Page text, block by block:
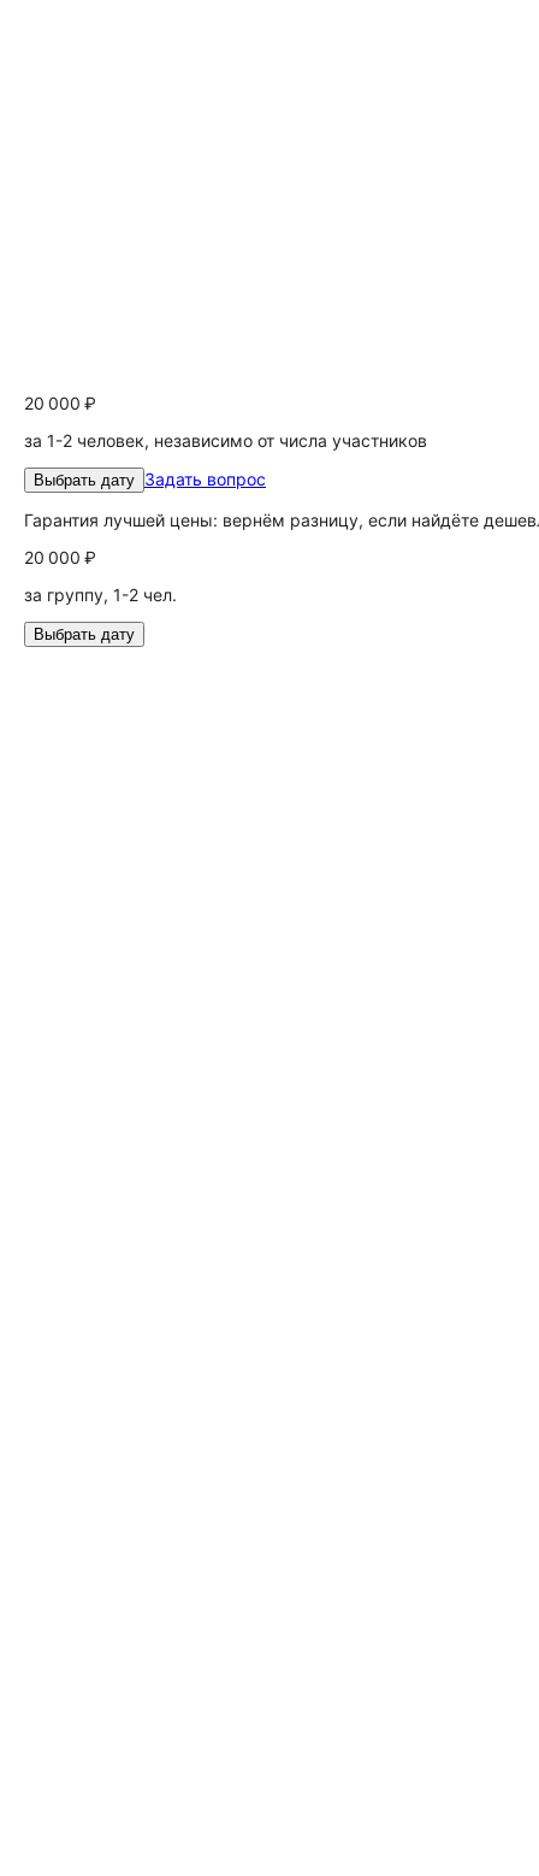
20 000 ₽
за 1-2 человек, независимо от числа участников
Выбрать дату Задать вопрос
Гарантия лучшей цены: вернём разницу, если найдёте
20 000 ₽
за группу, 1-2 чел.
Выбрать дату